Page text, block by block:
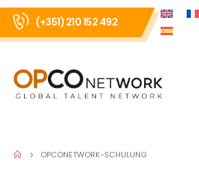
(+351) 210 152 492
OPCONETWORK-SCHULUNG